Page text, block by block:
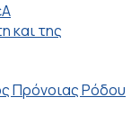
και της
Πρόνοιας Ρόδου